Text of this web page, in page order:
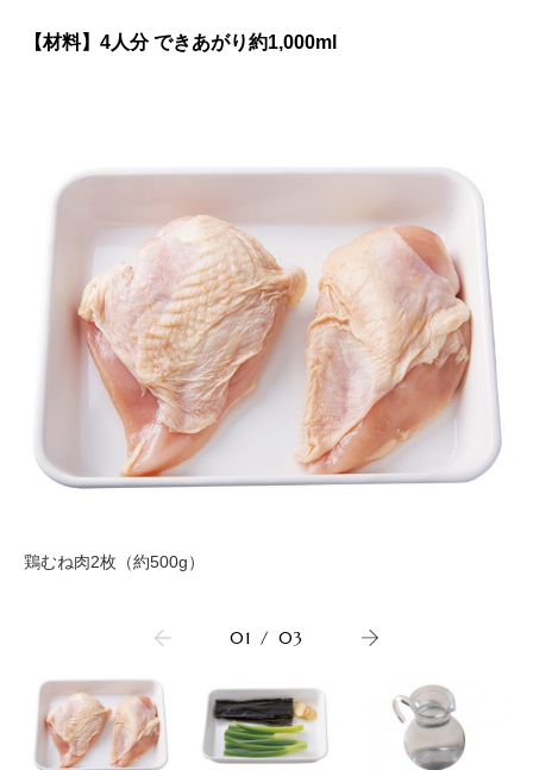
【材料】4人分 できあがり約1,000ml
鶏むね肉2枚（約500g）
01 / 03